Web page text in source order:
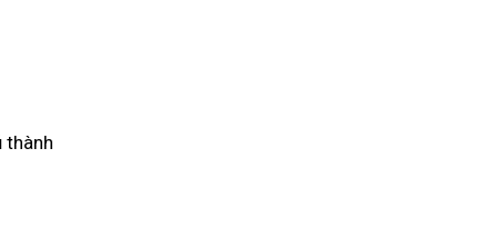
thành